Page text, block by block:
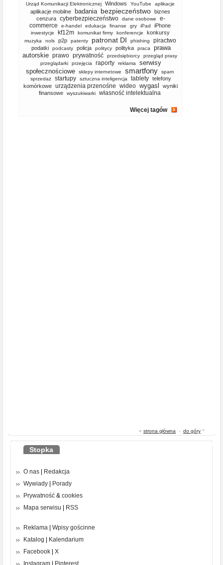
Urząd Komunikacji Elektronicznej Windows YouTube aplikacje
aplikacje mobilne badania bezpieczeństwo biznes
cenzura cyberbezpieczeństwo dane osobowe
e-
commerce
e-handel edukacja finanse gry iPad iPhone
inwestycje kf12m komunikat firmy konferencje konkursy
muzyka nols p2p patenty patronat DI phishing piractwo
podatki podcasty policja politycy polityka praca
prawa
autorskie prawo prywatność przedsiębiorcy
przegląd prasy
przeglądarki
przejęcia raporty reklama
serwisy
społecznościowe
sklepy internetowe smartfony
spam
sprzedaż
startupy sztuczna inteligencja tablety telefony
komórkowe
urządzenia przenośne wideo wygasl
wyniki
finansowe
wyszukiwarki własność intelektualna
Więcej tagów
« strona główna - do góry ^
Stopka
O nas
Redakcja
Wywiady
Porady
Prywatność & cookies
Mapa serwisu
RSS
Reklama
Wpisy gościnne
Katalog
Kalendarium
Facebook
X
Instagram
Pinterest